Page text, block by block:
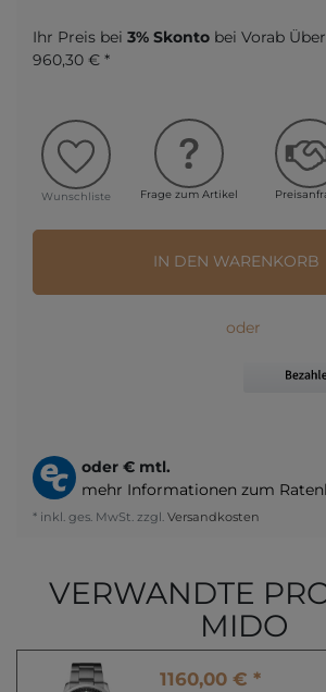
Ihr Preis bei 3% Skonto bei Vorab
960,30 € *
Wunschliste Frage zum Artikel
IN DEN WARENKORB
oder
oder € mtl.
mehr Informationen zum
* inkl. ges. MwSt. zzgl. Versandkosten
VERWANDTE
MIDO
1160,00 € *